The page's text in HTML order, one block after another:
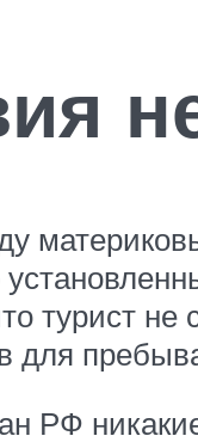
турист не
для
РФ